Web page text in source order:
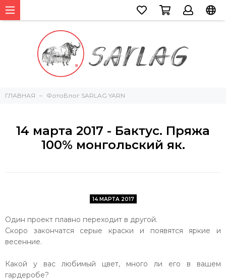
ГЛАВНАЯ ФотоБлог SARLAG YARN
14 марта 2017 - Бактус. Пряжа
100% монгольский як.
14 МАРТА 2017
Один проект плавно переходит в другой.
Скоро закончатся серые краски и появятся яркие и
весенние.
Какой у вас любимый цвет, много ли его в вашем
гардеробе?